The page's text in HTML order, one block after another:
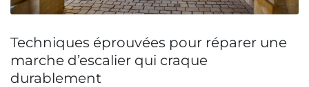
Techniques éprouvées pour réparer une
marche d’escalier qui craque
durablement